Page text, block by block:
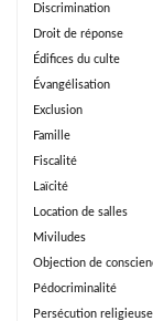
Discrimination
Droit de réponse
Édifices du culte
Évangélisation
Exclusion
Famille
Fiscalité
Laïcité
Location de salles
Miviludes
Objection de
Pédocriminalité
Persécution religieuse